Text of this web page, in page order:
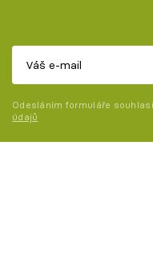
Odesláním formuláře
údajů